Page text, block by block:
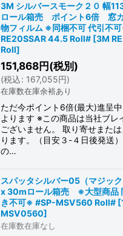
3M シルバースモーク２０ 幅
ロール箱売 ポイント6倍 窓
物フィルム ※同梱不可 代引不
RE20SSAR 44.5 Roll# [3M
Roll]
151,868円(税別)
(税込: 167,055円)
在庫数在庫余裕あり
ただ今ポイント6倍(最大)進呈
よります ※この商品は当社ブレ
ございません。 取り寄せまた
ります。（目安３-４日後発送
の…
スパッタシルバー05（マジッ
x 30mロール箱売 ※大型商品
き不可※ #SP-MSV560 Roll# [
MSV0560]
在庫数在庫なし